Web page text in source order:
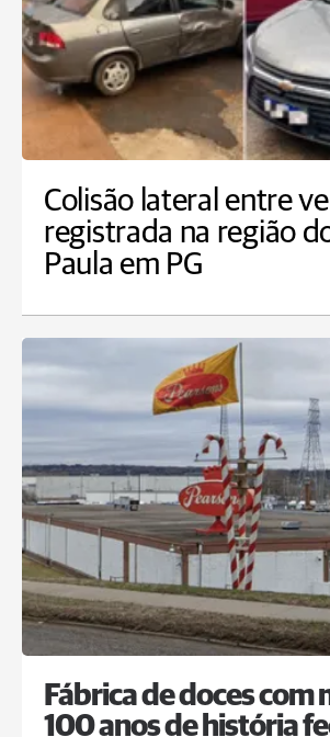
Colisão lateral entre
registrada na região
Paula em PG
Fábrica de doces com
100 anos de história